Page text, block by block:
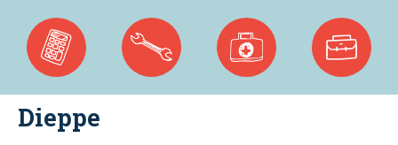
Dieppe